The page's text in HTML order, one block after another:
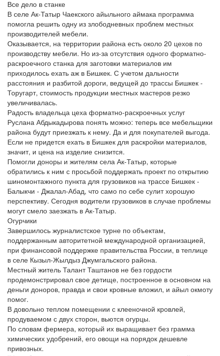
Все дело в станке
В селе Ак-Татыр Чаекского айыльного аймака программа
помогла решить одну из злободневных проблем местных
производителей мебели.
Оказывается, на территории района есть около 20 цехов по
производству мебели. Но из-за отсутствия одного форматно-
раскроечного станка для заготовки материалов им
приходилось ехать аж в Бишкек. С учетом дальности
расстояния и разбитой дороги, ведущей до трассы Бишкек -
Торугарт, стоимость продукции местных мастеров резко
увеличивалась.
Радость владельца цеха форматно-раскроечных услуг
Руслана Абдыкадырова понять можно: теперь все мебельщики
района будут приезжать к нему. Да и для покупателей выгода.
Если не придется ехать в Бишкек для раскройки материалов,
значит, и цена на изделие снизится.
Помогли доноры и жителям села Ак-Татыр, которые
обратились к ним с просьбой поддержать проект по открытию
шиномонтажного пункта для грузовиков на трассе Бишкек -
Балыкчи - Джалал-Абад, что само по себе сулит хорошую
перспективу. Сегодня водители грузовиков в случае проблемы
могут смело заезжать в Ак-Татыр.
Огурчики
Завершилось журналистское турне по объектам,
поддержанным авторитетной международной организацией,
при финансовой поддержке правительства России, в теплице
в селе Кызыл-Жылдыз Джумгальского района.
Местный житель Талант Таштанов не без гордости
продемонстрировал свое детище, построенное в основном на
деньги доноров, правда и свои кровные вложил, и айыл окмоту
помог.
В довольно теплом помещении с клееночной кровлей,
продуваемом с двух сторон, вьются огурцы.
По словам фермера, который их выращивает без грамма
химических удобрений, его овощи на порядок дешевле
привозных.